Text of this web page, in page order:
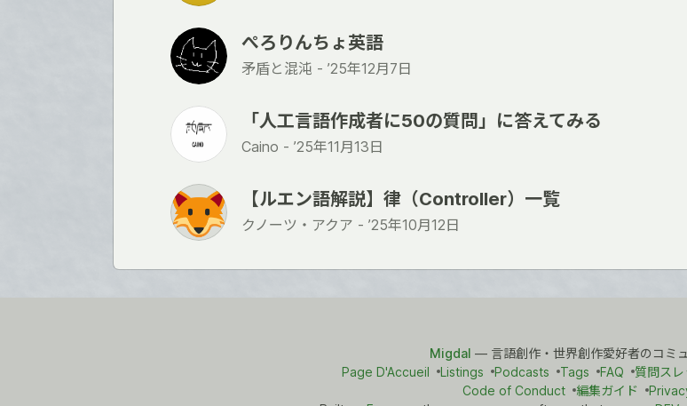
ぺろりんちょ英語
矛盾と混沌 - ’25年12月7日
「人工言語作成者に50の質問」に答えてみる
Caino - ’25年11月13日
【ルエン語解説】律（Controller）一覧
クノーツ・アクア - ’25年10月12日
Migdal — 言語創作・世界創作愛好者のコミ
Page D'Accueil
Listings Podcasts Tags FAQ 質問スレ
Code of Conduct
編集ガイド